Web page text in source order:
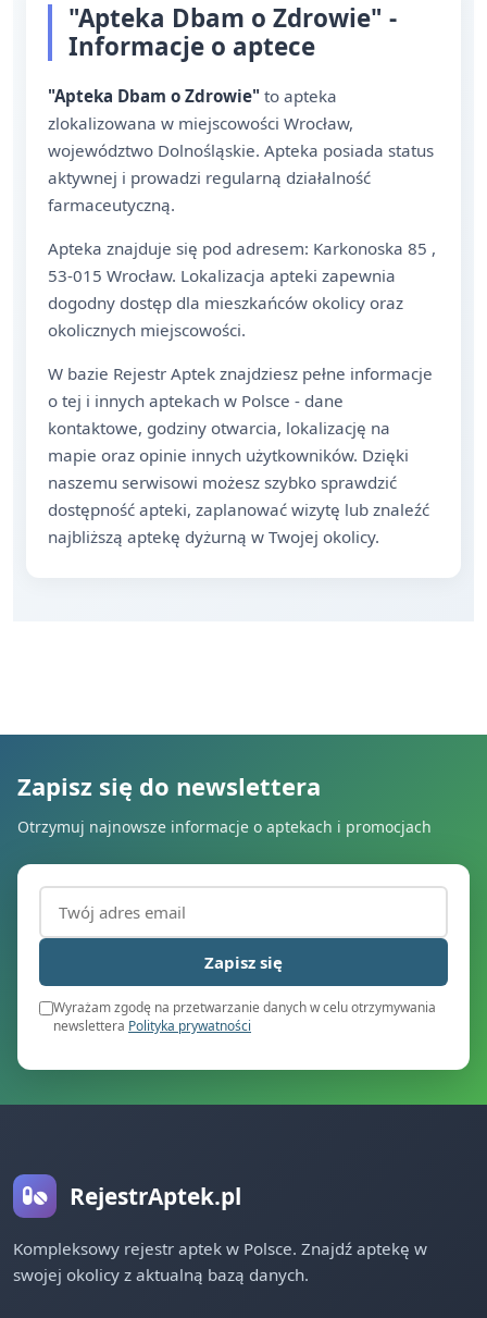
"Apteka Dbam o Zdrowie" -
Informacje o aptece
"Apteka Dbam o Zdrowie" to apteka
zlokalizowana w miejscowości Wrocław,
województwo Dolnośląskie. Apteka posiada status
aktywnej i prowadzi regularną działalność
farmaceutyczną.
Apteka znajduje się pod adresem: Karkonoska 85 ,
53-015 Wrocław. Lokalizacja apteki zapewnia
dogodny dostęp dla mieszkańców okolicy oraz
okolicznych miejscowości.
W bazie Rejestr Aptek znajdziesz pełne informacje
o tej i innych aptekach w Polsce - dane
kontaktowe, godziny otwarcia, lokalizację na
mapie oraz opinie innych użytkowników. Dzięki
naszemu serwisowi możesz szybko sprawdzić
dostępność apteki, zaplanować wizytę lub znaleźć
najbliższą aptekę dyżurną w Twojej okolicy.
Zapisz się do newslettera
Otrzymuj najnowsze informacje o aptekach i promocjach
Adres email (wymagany)
Zapisz się
Wyrażam zgodę na przetwarzanie danych w celu otrzymywania
newslettera Polityka prywatności
RejestrAptek.pl
Kompleksowy rejestr aptek w Polsce. Znajdź aptekę w
swojej okolicy z aktualną bazą danych.